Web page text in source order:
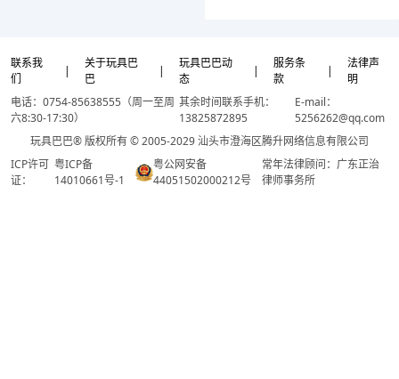
联系我
们
|
关于玩具巴
巴
|
玩具巴巴动
态
|
服务条
款
|
法律声
明
电话：0754-85638555（周一至周
六8:30-17:30）
其余时间联系手机：
13825872895
E-mail：
5256262@qq.com
玩具巴巴® 版权所有 © 2005-2029 汕头市澄海区腾升网络信息有限公司
ICP许可
证：
粤ICP备
14010661号-1
粤公网安备
44051502000212号
常年法律顾问：广东正治
律师事务所